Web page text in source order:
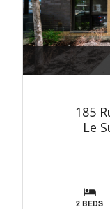
185
Le
2 BEDS